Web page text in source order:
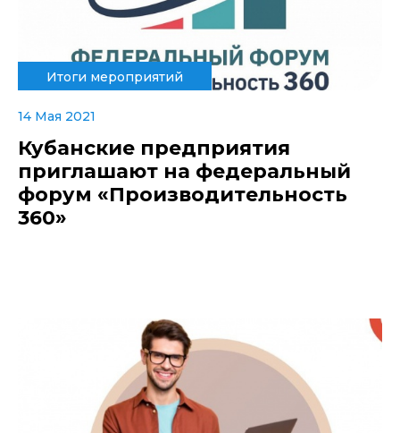
Итоги мероприятий
14 Мая 2021
Кубанские предприятия
приглашают на федеральный
форум «Производительность
360»